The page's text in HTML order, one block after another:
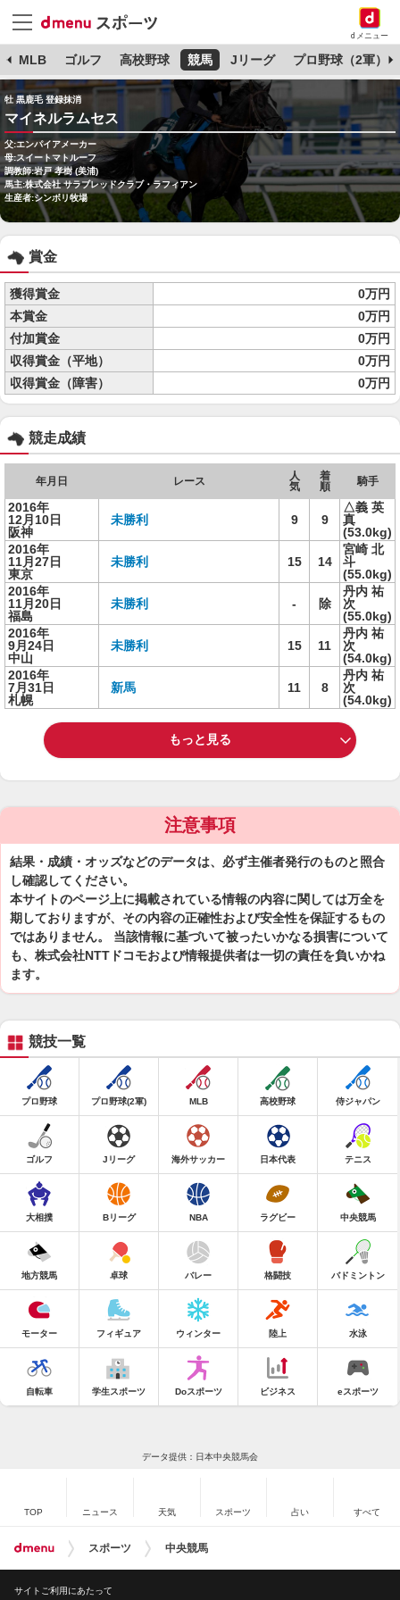
dメニュー
MLB ゴルフ 高校野球 競馬 Jリーグ プロ野球（2軍）
牡 黒鹿毛 登録抹消
マイネルラムセス
父:エンパイアメーカー
母:スイートマトルーフ
調教師:岩戸 孝樹 (美浦)
馬主:株式会社 サラブレッドクラブ・ラフィアン
生産者:シンボリ牧場
賞金
獲得賞金
0万円
本賞金
0万円
付加賞金
0万円
収得賞金（平地）
0万円
収得賞金（障害）
0万円
競走成績
年月日 レース
人
気
着
順
騎手
2016年
12月10日
阪神
未勝利 9 9
△義 英
真
(53.0kg)
2016年
11月27日
東京
未勝利 15 14
宮崎 北
斗
(55.0kg)
2016年
11月20日
福島
未勝利 - 除
丹内 祐
次
(55.0kg)
2016年
9月24日
中山
未勝利 15 11
丹内 祐
次
(54.0kg)
2016年
7月31日
札幌
新馬 11 8
丹内 祐
次
(54.0kg)
もっと見る
注意事項
結果・成績・オッズなどのデータは、必ず主催者発行のものと照合
し確認してください。
本サイトのページ上に掲載されている情報の内容に関しては万全を
期しておりますが、その内容の正確性および安全性を保証するもの
ではありません。 当該情報に基づいて被ったいかなる損害について
も、株式会社NTTドコモおよび情報提供者は一切の責任を負いかね
ます。
競技一覧
プロ野球 プロ野球(2軍) MLB 高校野球 侍ジャパン
ゴルフ Jリーグ 海外サッカー 日本代表 テニス
大相撲 Bリーグ NBA ラグビー 中央競馬
地方競馬 卓球 バレー 格闘技 バドミントン
モーター フィギュア ウィンター 陸上 水泳
自転車 学生スポーツ Doスポーツ ビジネス eスポーツ
データ提供：日本中央競馬会
TOP ニュース 天気 スポーツ 占い すべて
スポーツ 中央競馬
サイトご利用にあたって